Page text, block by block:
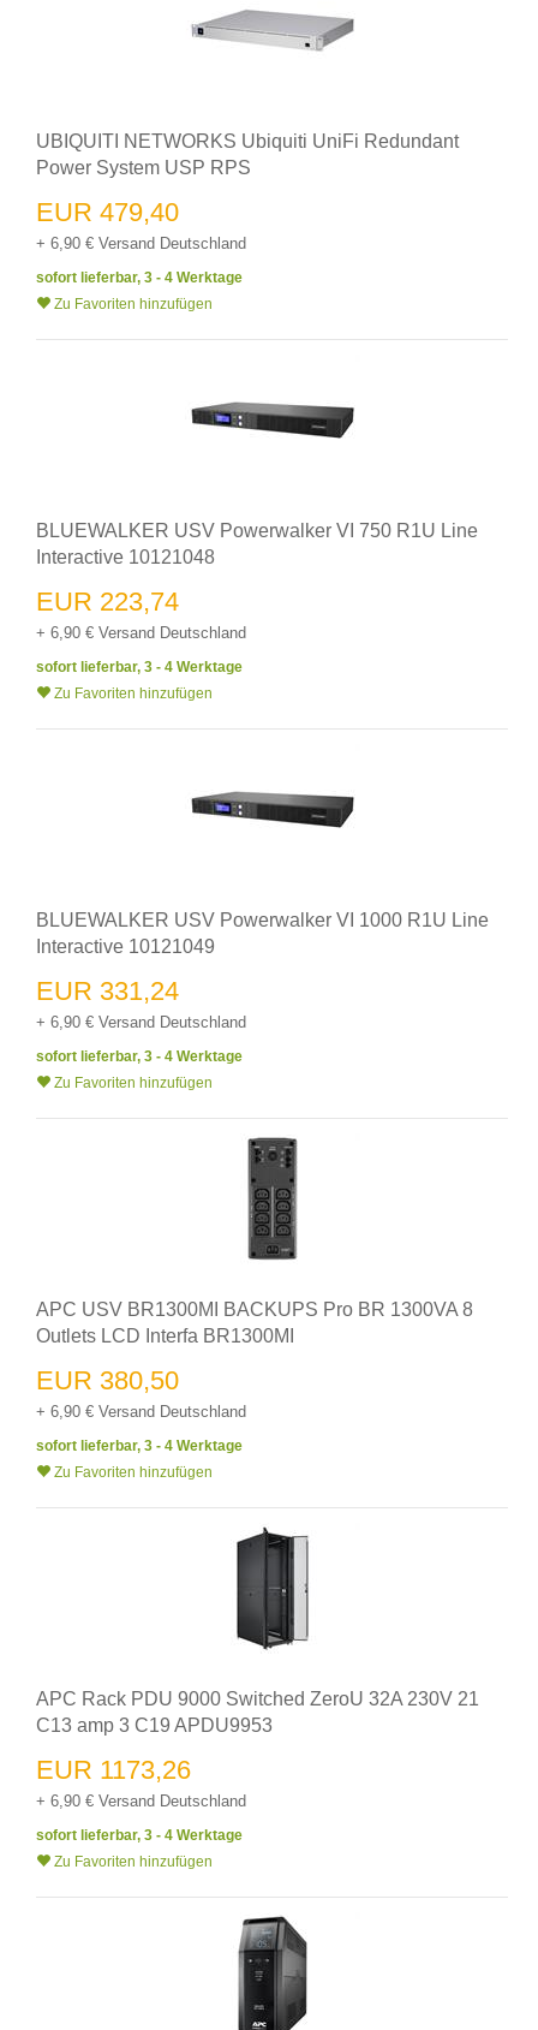
UBIQUITI NETWORKS Ubiquiti UniFi Redundant
Power System USP RPS
EUR 479,40
+ 6,90 € Versand Deutschland
sofort lieferbar, 3 - 4 Werktage
Zu Favoriten hinzufügen
BLUEWALKER USV Powerwalker VI 750 R1U Line
Interactive 10121048
EUR 223,74
+ 6,90 € Versand Deutschland
sofort lieferbar, 3 - 4 Werktage
Zu Favoriten hinzufügen
BLUEWALKER USV Powerwalker VI 1000 R1U Line
Interactive 10121049
EUR 331,24
+ 6,90 € Versand Deutschland
sofort lieferbar, 3 - 4 Werktage
Zu Favoriten hinzufügen
APC USV BR1300MI BACKUPS Pro BR 1300VA 8
Outlets LCD Interfa BR1300MI
EUR 380,50
+ 6,90 € Versand Deutschland
sofort lieferbar, 3 - 4 Werktage
Zu Favoriten hinzufügen
APC Rack PDU 9000 Switched ZeroU 32A 230V 21
C13 amp 3 C19 APDU9953
EUR 1173,26
+ 6,90 € Versand Deutschland
sofort lieferbar, 3 - 4 Werktage
Zu Favoriten hinzufügen